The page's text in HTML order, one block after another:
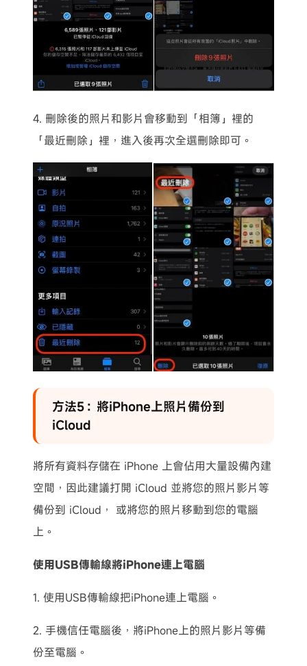
4. 刪除後的照片和影片會移動到「相簿」裡的
「最近刪除」裡，進入後再次全選刪除即可。
方法5：將iPhone上照片備份到
iCloud
將所有資料存儲在 iPhone 上會佔用大量設備內建
空間，因此建議打開 iCloud 並將您的照片影片等
備份到 iCloud， 或將您的照片移動到您的電腦
上。
使用USB傳輸線將iPhone連上電腦
1. 使用USB傳輸線把iPhone連上電腦。
2. 手機信任電腦後，將iPhone上的照片影片等備
份至電腦。